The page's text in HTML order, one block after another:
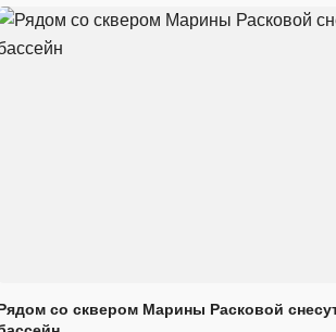
со сквером Марины Расковой